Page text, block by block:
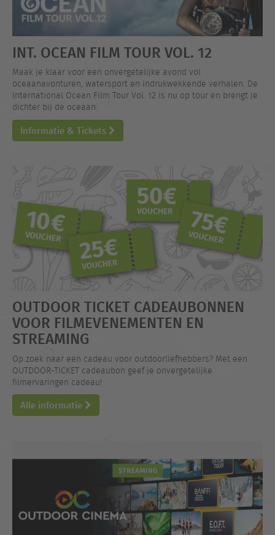
INT. OCEAN FILM TOUR VOL. 12
Maak je klaar voor een onvergetelijke avond vol
oceaanavonturen, watersport en indrukwekkende verhalen. De
International Ocean Film Tour Vol. 12 is nu op tour en brengt je
dichter bij de oceaan.
Informatie & Tickets
OUTDOOR TICKET CADEAUBONNEN
VOOR FILMEVENEMENTEN EN
STREAMING
Op zoek naar een cadeau voor outdoorliefhebbers? Met een
OUTDOOR-TICKET cadeaubon geef je onvergetelijke
filmervaringen cadeau!
Alle informatie